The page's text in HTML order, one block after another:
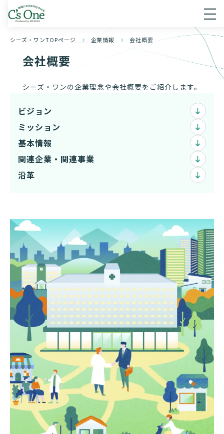
シーズ・ワンTOPページ 企業情報 会社概要
会社概要
シーズ・ワンの企業理念や会社概要をご紹介します。
ビジョン
ミッション
基本情報
関連企業・関連事業
沿革